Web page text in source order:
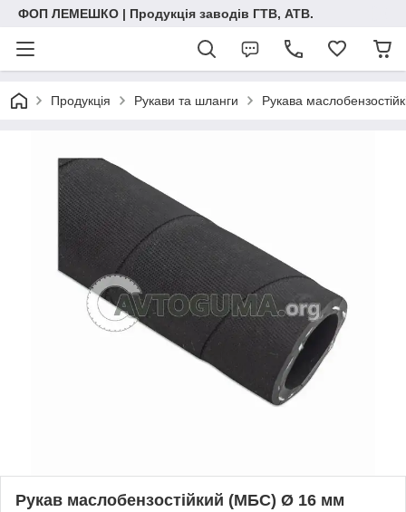
ФОП ЛЕМЕШКО | Продукція заводів ГТВ, АТВ.
Продукція Рукави та шланги Рукава
Рукав маслобензостійкий (МБС) Ø 16 мм